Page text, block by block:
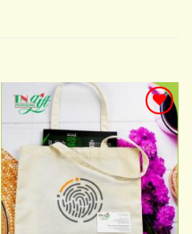
Add to
wishlist